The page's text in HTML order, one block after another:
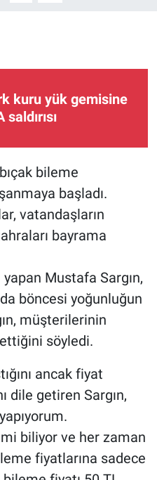
kuru yük gemisine
saldırısı
bileme
başladı.
vatandaşların
bayrama
yapan Mustafa Sargın,
böncesi yoğunluğun
müşterilerinin
söyledi.
ancak fiyat
dile getiren Sargın,
biliyor ve her zaman
fiyatlarına sadece